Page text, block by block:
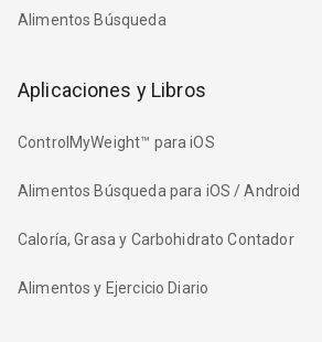
Alimentos Búsqueda
Aplicaciones y Libros
ControlMyWeight™ para iOS
Alimentos Búsqueda para iOS / Android
Caloría, Grasa y Carbohidrato Contador
Alimentos y Ejercicio Diario